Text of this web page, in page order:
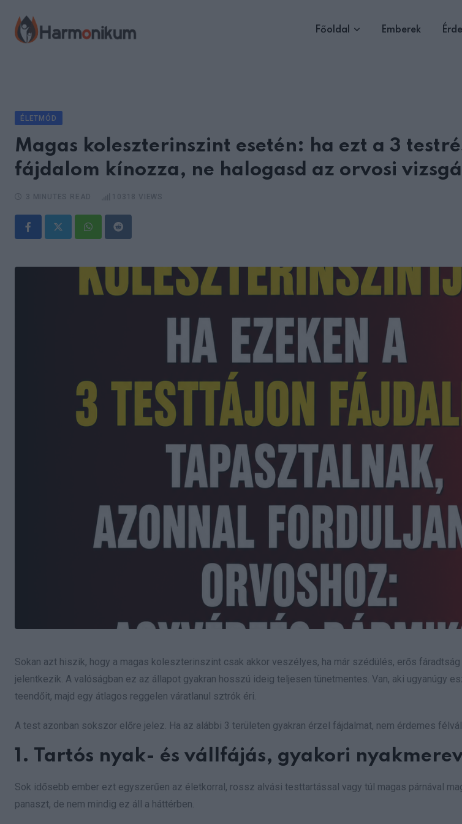
content
Főoldal Emberek
ÉLETMÓD
Magas koleszterinszint esetén: ha ezt a 3
fájdalom kínozza, ne halogasd az orvosi
WhatsappReddit
Sokan azt hiszik, hogy a magas koleszterinszint csak akkor veszélyes, ha már szédülés, erős
jelentkezik. A valóságban ez az állapot gyakran hosszú ideig teljesen tünetmentes. Van, aki ugyanúgy
teendőit, majd egy átlagos reggelen váratlanul sztrók éri.
A test azonban sokszor előre jelez. Ha az alábbi 3 területen gyakran érzel fájdalmat, nem érdemes
1. Tartós nyak- és vállfájás, gyakori
Sok idősebb ember ezt egyszerűen az életkorral, rossz alvási testtartással vagy túl magas párnával
panaszt, de nem mindig ez áll a háttérben.